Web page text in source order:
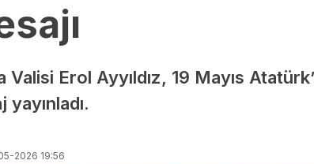
Valisi Erol Ayyıldız, 19 Mayıs
yayınladı.
2026 19:56